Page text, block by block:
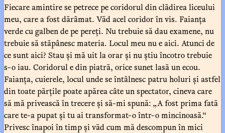
Fiecare amintire se petrece pe coridorul din clădirea liceului
meu, care a fost dărâmat. Văd acel coridor în vis. Faianța
verde cu galben de pe pereți. Nu trebuie să dau examene, nu
trebuie să stăpânesc materia. Locul meu nu e aici. Atunci de
ce sunt aici? Stau și mă uit la orar și nu știu încotro trebuie
s-o iau. Coridorul e din piatră, orice sunet lasă un ecou.
Faianța, cuierele, locul unde se întâlnesc patru holuri și astfel
din toate părțile poate apărea câte un spectator, cineva care
să mă privească în trecere și să-mi spună: „A fost prima fată
care te-a pupat și tu ai transformat-o într-o mincinoasă.“
Privesc înapoi în timp și văd cum mă descompun în mici